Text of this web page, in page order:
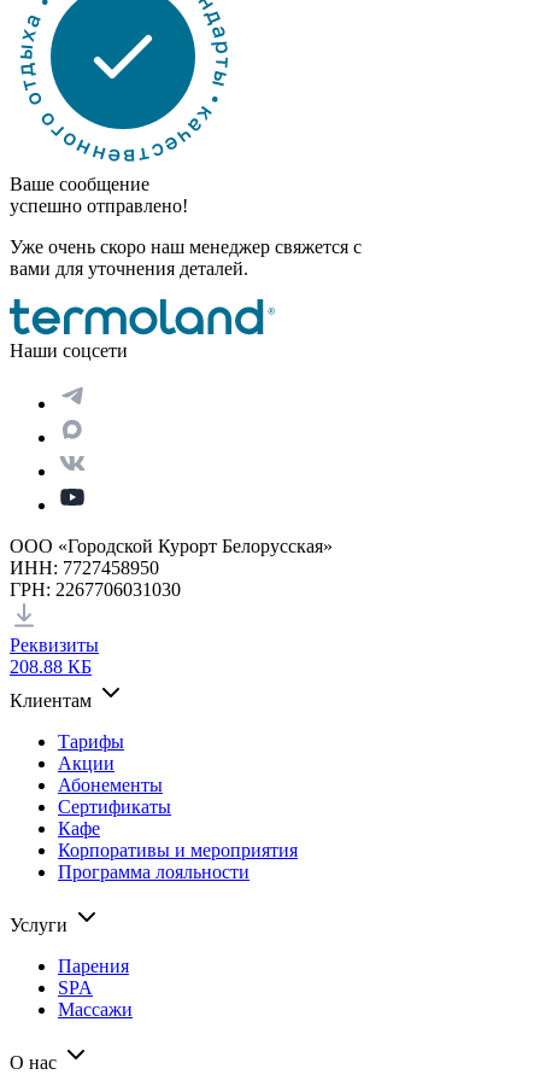
Ваше сообщение
успешно отправлено!
Уже очень скоро наш менеджер свяжется с
вами для уточнения деталей.
Наши соцсети
ООО «Городской Курорт Белорусская»
ИНН: 7727458950
ГРН: 2267706031030
Реквизиты
208.88 КБ
Клиентам
Тарифы
Акции
Абонементы
Сертификаты
Кафе
Корпоративы и мероприятия
Программа лояльности
Услуги
Парения
SPA
Массажи
О нас